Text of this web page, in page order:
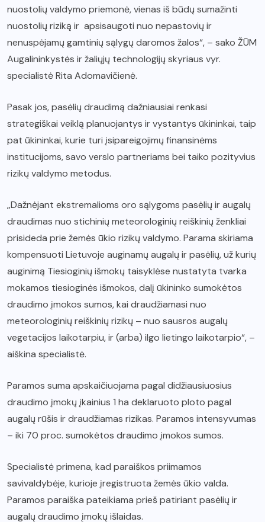
nuostolių valdymo priemonė, vienas iš būdų sumažinti
nuostolių riziką ir apsisaugoti nuo nepastovių ir
nenuspėjamų gamtinių sąlygų daromos žalos“, – sako ŽŪM
Augalininkystės ir žaliųjų technologijų skyriaus vyr.
specialistė Rita Adomavičienė.
Pasak jos, pasėlių draudimą dažniausiai renkasi
strategiškai veiklą planuojantys ir vystantys ūkininkai, taip
pat ūkininkai, kurie turi įsipareigojimų finansinėms
institucijoms, savo verslo partneriams bei taiko pozityvius
rizikų valdymo metodus.
„Dažnėjant ekstremalioms oro sąlygoms pasėlių ir augalų
draudimas nuo stichinių meteorologinių reiškinių ženkliai
prisideda prie žemės ūkio rizikų valdymo. Parama skiriama
kompensuoti Lietuvoje auginamų augalų ir pasėlių, už kurių
auginimą Tiesioginių išmokų taisyklėse nustatyta tvarka
mokamos tiesioginės išmokos, dalį ūkininko sumokėtos
draudimo įmokos sumos, kai draudžiamasi nuo
meteorologinių reiškinių rizikų – nuo sausros augalų
vegetacijos laikotarpiu, ir (arba) ilgo lietingo laikotarpio“, –
aiškina specialistė.
Paramos suma apskaičiuojama pagal didžiausiuosius
draudimo įmokų įkainius 1 ha deklaruoto ploto pagal
augalų rūšis ir draudžiamas rizikas. Paramos intensyvumas
– iki 70 proc. sumokėtos draudimo įmokos sumos.
Specialistė primena, kad paraiškos priimamos
savivaldybėje, kurioje įregistruota žemės ūkio valda.
Paramos paraiška pateikiama prieš patiriant pasėlių ir
augalų draudimo įmokų išlaidas.